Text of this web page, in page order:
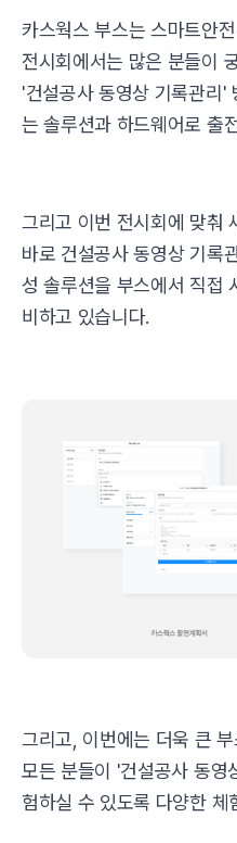
카스웍스 부스는 스마트안
전시회에서는 많은 분들이
'건설공사 동영상 기록관리'
는 솔루션과 하드웨어로 출
그리고 이번 전시회에 맞춰
바로 건설공사 동영상 기록
성 솔루션을 부스에서 직접
비하고 있습니다.
그리고, 이번에는 더욱 큰
모든 분들이 '건설공사 동영
험하실 수 있도록 다양한 체